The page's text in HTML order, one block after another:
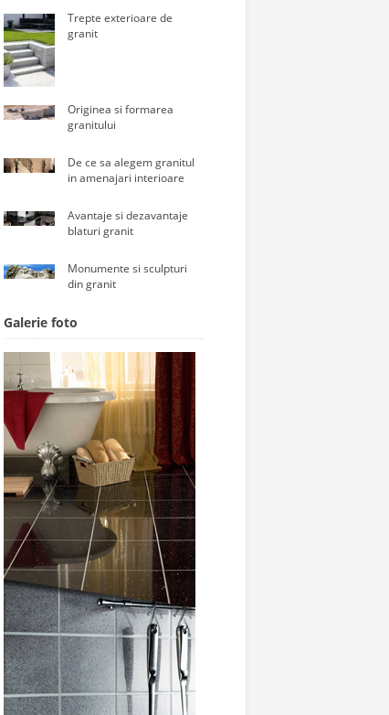
Trepte exterioare de
granit
Originea si formarea
granitului
De ce sa alegem granitul
in amenajari interioare
Avantaje si dezavantaje
blaturi granit
Monumente si sculpturi
din granit
Galerie foto